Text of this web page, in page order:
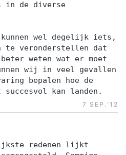
in de diverse
wel degelijk iets,
te veronderstellen dat
weten wat er moet
wij in veel gevallen
bepalen hoe de
succesvol kan landen.
7 SEP.‘12
redenen lijkt